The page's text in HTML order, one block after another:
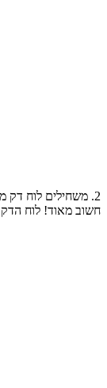
2. משחילים לוח דק מחורץ לתוך הקליפסים.
חשוב מאוד! לוח הדק